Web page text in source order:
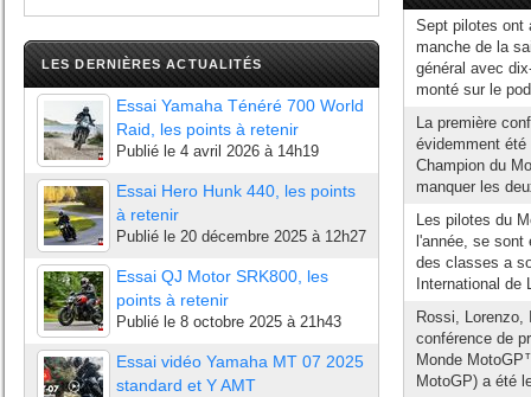
LES DERNIÈRES ACTUALITÉS
Essai Yamaha Ténéré 700 World
Raid, les points à retenir
Publié le 4 avril 2026 à 14h19
Essai Hero Hunk 440, les points
à retenir
Publié le 20 décembre 2025 à 12h27
Essai QJ Motor SRK800, les
points à retenir
Publié le 8 octobre 2025 à 21h43
Essai vidéo Yamaha MT 07 2025
standard et Y AMT
Sept pilotes ont
manche de la
général avec
monté sur le
La première
évidemment
Champion du
manquer les
Les pilotes du
l'année, se
des classes a
International
Rossi,
conférence de
Monde
MotoGP) a été